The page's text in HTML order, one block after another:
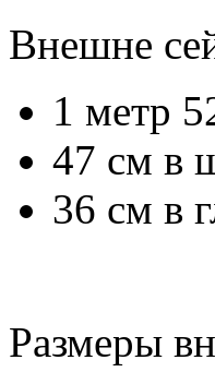
Внешне
1 метр
47 см в
36 см в
Размеры